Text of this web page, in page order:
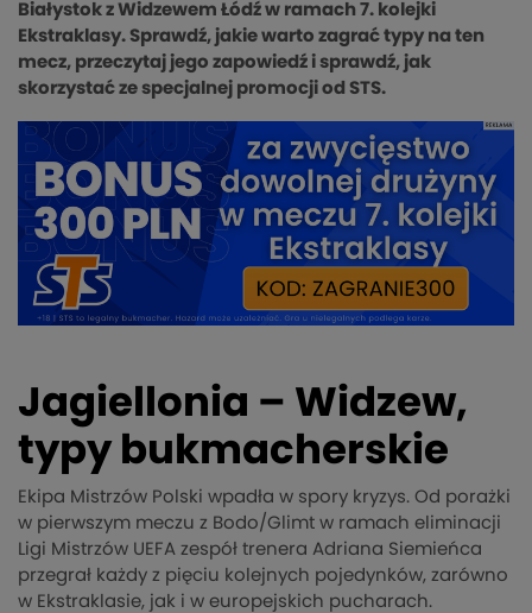
Białystok z Widzewem Łódź w ramach 7. kolejki
Ekstraklasy. Sprawdź, jakie warto zagrać typy na ten
mecz, przeczytaj jego zapowiedź i sprawdź, jak
skorzystać ze specjalnej promocji od STS.
Jagiellonia – Widzew,
typy bukmacherskie
Ekipa Mistrzów Polski wpadła w spory kryzys. Od porażki
w pierwszym meczu z Bodo/Glimt w ramach eliminacji
Ligi Mistrzów UEFA zespół trenera Adriana Siemieńca
przegrał każdy z pięciu kolejnych pojedynków, zarówno
w Ekstraklasie, jak i w europejskich pucharach.